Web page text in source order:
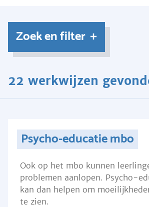
Zoek en filter
22 werkwijzen
Psycho-educatie mbo
Ook op het mbo kunnen
problemen aanlopen. Psycho-
kan dan helpen om
te zien.